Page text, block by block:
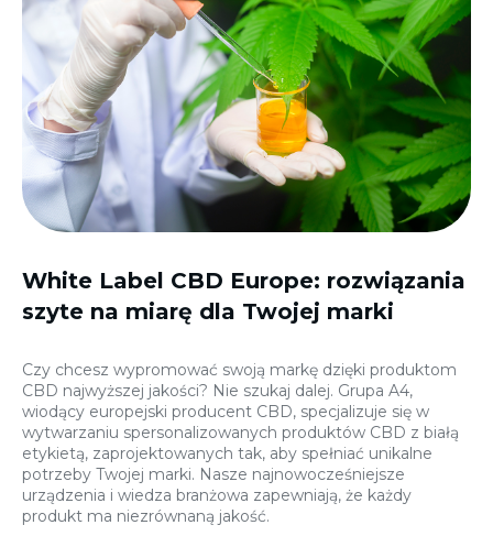
White Label CBD Europe: rozwiązania
szyte na miarę dla Twojej marki
Czy chcesz wypromować swoją markę dzięki produktom
CBD najwyższej jakości? Nie szukaj dalej. Grupa A4,
wiodący europejski producent CBD, specjalizuje się w
wytwarzaniu spersonalizowanych produktów CBD z białą
etykietą, zaprojektowanych tak, aby spełniać unikalne
potrzeby Twojej marki. Nasze najnowocześniejsze
urządzenia i wiedza branżowa zapewniają, że każdy
produkt ma niezrównaną jakość.